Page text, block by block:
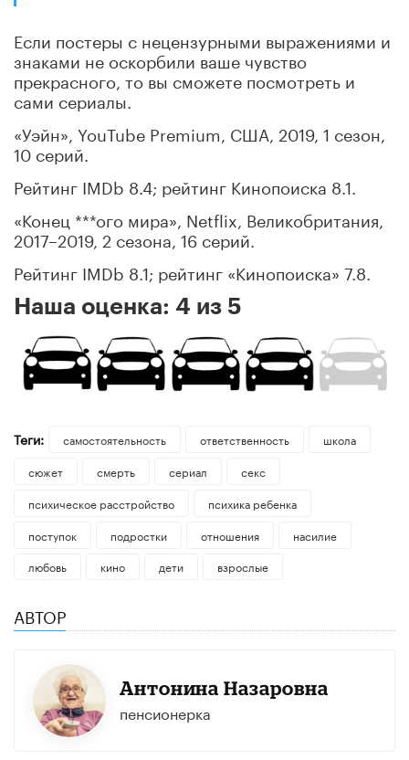
Если постеры с нецензурными выражениями и
знаками не оскорбили ваше чувство
прекрасного, то вы сможете посмотреть и
сами сериалы.
«Уэйн», YouTube Premium, США, 2019, 1 сезон,
10 серий.
Рейтинг IMDb 8.4; рейтинг Кинопоиска 8.1.
«Конец ***ого мира», Netflix, Великобритания,
2017–2019, 2 сезона, 16 серий.
Рейтинг IMDb 8.1; рейтинг «Кинопоиска» 7.8.
Наша оценка: 4 из 5
Теги: самостоятельность ответственность
школа
сюжет
смерть сериал
секс
психическое расстройство
психика ребенка
поступок
подростки отношения
насилие
любовь
кино дети взрослые
АВТОР
Антонина Назаровна
пенсионерка